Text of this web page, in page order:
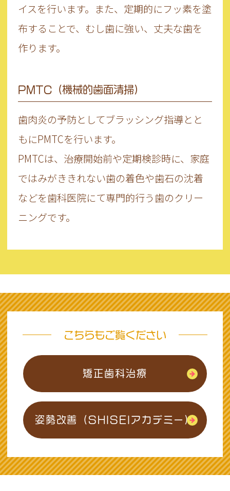
イスを行います。また、定期的にフッ素を塗
布することで、むし歯に強い、丈夫な歯を
作ります。
PMTC（機械的歯面清掃）
歯肉炎の予防としてブラッシング指導とと
もにPMTCを行います。
PMTCは、治療開始前や定期検診時に、家庭
ではみがききれない歯の着色や歯石の沈着
などを歯科医院にて専門的行う歯のクリー
ニングです。
こちらもご覧ください
矯正歯科治療
姿勢改善（SHISEIアカデミー）